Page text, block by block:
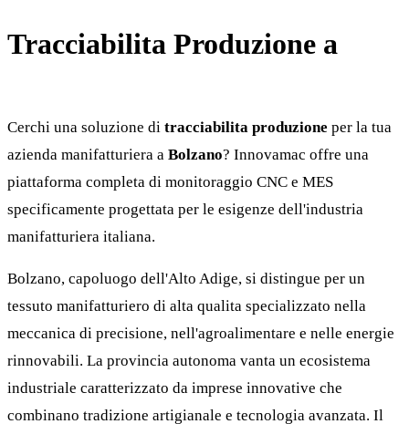
Tracciabilita Produzione a
Cerchi una soluzione di tracciabilita produzione per la tua
azienda manifatturiera a Bolzano? Innovamac offre una
piattaforma completa di monitoraggio CNC e MES
specificamente progettata per le esigenze dell'industria
manifatturiera italiana.
Bolzano, capoluogo dell'Alto Adige, si distingue per un
tessuto manifatturiero di alta qualita specializzato nella
meccanica di precisione, nell'agroalimentare e nelle energie
rinnovabili. La provincia autonoma vanta un ecosistema
industriale caratterizzato da imprese innovative che
combinano tradizione artigianale e tecnologia avanzata. Il